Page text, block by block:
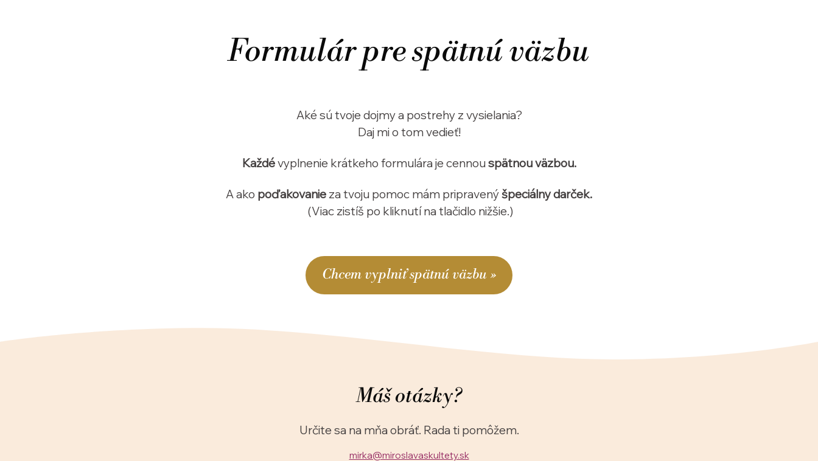
Formulár pre spätnú väzbu
Aké sú tvoje dojmy a postrehy z vysielania?
Daj mi o tom vedieť!
Každévyplnenie krátkeho formulára je cennouspätnou väzbou.
A ako poďakovanie za tvoju pomoc mám pripravenýšpeciálny darček.
(Viac zistíš po kliknutí na tlačidlo nižšie.)
Chcem vyplniť spätnú väzbu »
Máš otázky?
Určite sa na mňa obráť. Rada ti pomôžem.
mirka@miroslavaskultety.sk